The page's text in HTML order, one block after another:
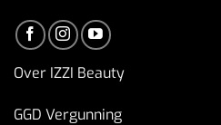
Over IZZI Beauty
GGD Vergunning